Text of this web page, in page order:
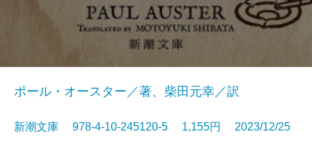
ポール・オースター／著、柴田元幸／訳
新潮文庫 978-4-10-245120-5 1,155円 2023/12/25